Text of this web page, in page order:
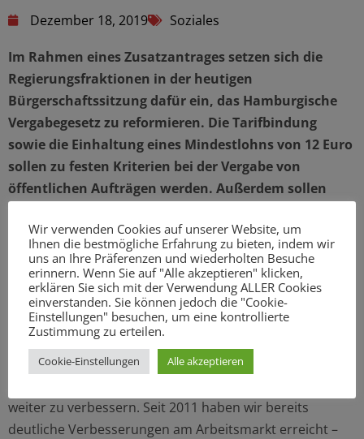
Dezember 18, 2019 Soziales
Im Rahmen eines Zusatzantrages setzen sich die
Regierungsfraktionen in der heutigen
Bürgerschaftssitzung dafür ein, das Hamburgische
Vergabegesetz zu reformieren. Die Tarifbindung
sowie die Einhaltung eines Mindestlohns von 12 Euro
sollen zu festen Kriterien bei der Vergabe von
öffentlichen Aufträgen werden. Außerdem sollen
und nachhaltigkeitsbezogene Kriterien integriert
werden.
Dazu Wolfgang Rose, Koordinator für
Gewerkschaftskontakte der SPD-Bürgerschaftsfraktion:
„Mit der Reform des Vergabegesetzes liegen wir mit den
Gewerkschaften auf einer Linie. Als Stadt wollen wir
unsere Einflussmöglichkeiten kontinuierlich nutzen, um
weiter zu verbessern. Seit 2011 haben wir bereits
deutliche Verbesserungen am Arbeitsmarkt erreicht –
Wir verwenden Cookies auf unserer Website, um
Ihnen die bestmögliche Erfahrung zu bieten, indem wir
uns an Ihre Präferenzen und wiederholten Besuche
erinnern. Wenn Sie auf "Alle akzeptieren" klicken,
erklären Sie sich mit der Verwendung ALLER Cookies
einverstanden. Sie können jedoch die "Cookie-
Einstellungen" besuchen, um eine kontrollierte
Zustimmung zu erteilen.
Cookie-Einstellungen Alle akzeptieren